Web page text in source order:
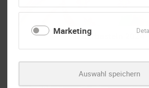
Marketing
Auswahl speichern
Osterbasteln 2024